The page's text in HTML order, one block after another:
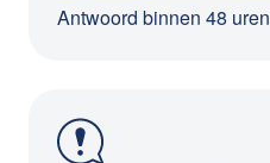
Antwoord binnen 48 uren